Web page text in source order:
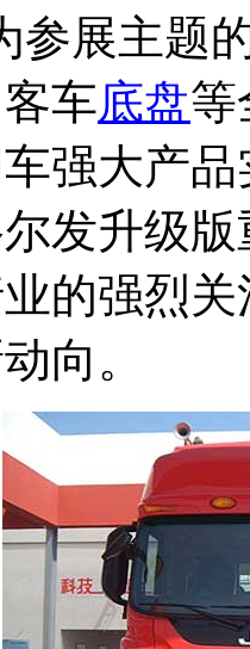
参展主题
车底盘等
强大产品
发升级
的强烈
向。